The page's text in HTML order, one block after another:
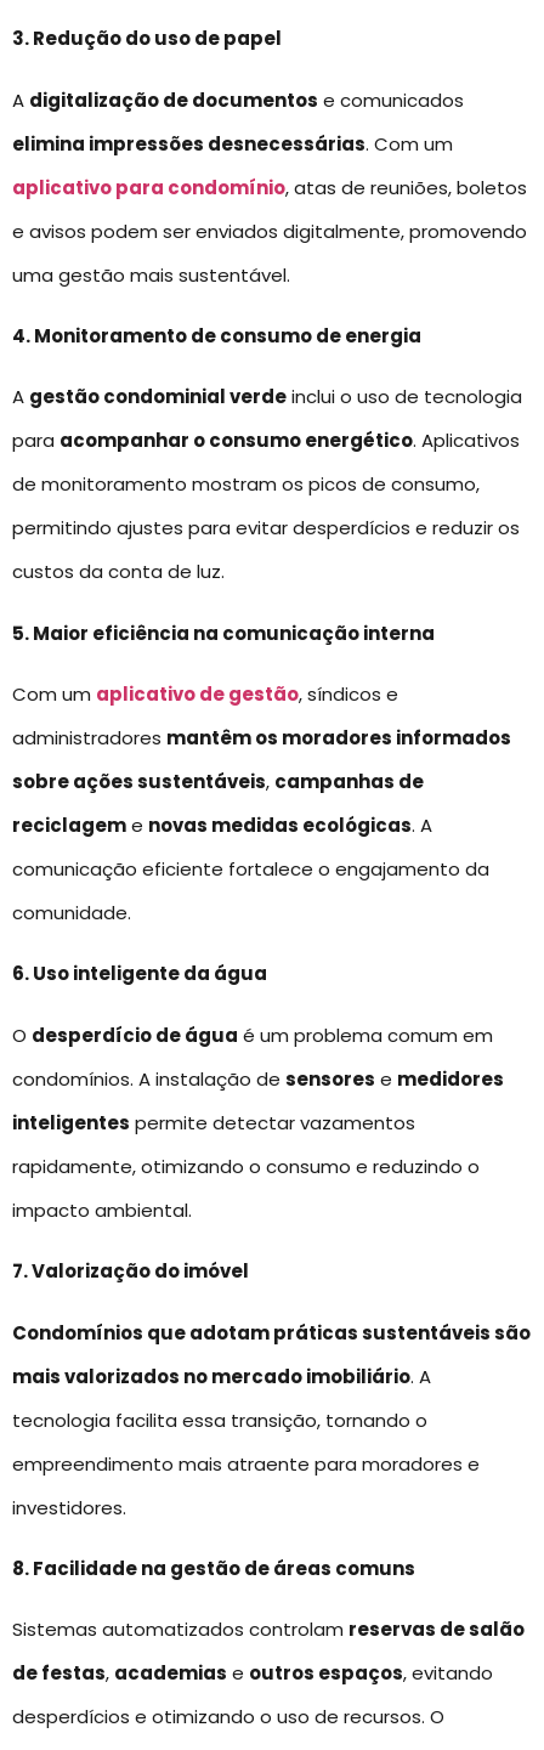
3. Redução do uso de papel
A digitalização de documentos e comunicados
elimina impressões desnecessárias. Com um
aplicativo para condomínio, atas de reuniões, boletos
e avisos podem ser enviados digitalmente, promovendo
uma gestão mais sustentável.
4. Monitoramento de consumo de energia
A gestão condominial verdeinclui o uso de tecnologia
para acompanhar o consumo energético. Aplicativos
de monitoramento mostram os picos de consumo,
permitindo ajustes para evitar desperdícios e reduzir os
custos da conta de luz.
5. Maior eficiência na comunicação interna
Com um aplicativo de gestão, síndicos e
administradores mantêm os moradores informados
sobre ações sustentáveis, campanhas de
reciclageme novas medidas ecológicas. A
comunicação eficiente fortalece o engajamento da
comunidade.
6. Uso inteligente da água
O desperdício de água é um problema comum em
condomínios. A instalação de sensores e medidores
inteligentes permite detectar vazamentos
rapidamente, otimizando o consumo e reduzindo o
impacto ambiental.
7. Valorização do imóvel
Condomínios que adotam práticas sustentáveis são
mais valorizados no mercado imobiliário. A
tecnologia facilita essa transição, tornando o
empreendimento mais atraente para moradores e
investidores.
8. Facilidade na gestão de áreas comuns
Sistemas automatizados controlam reservas de salão
de festas, academias e outros espaços, evitando
desperdícios e otimizando o uso de recursos. O